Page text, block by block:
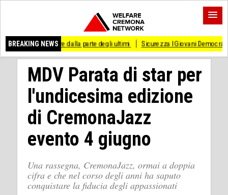
BREAKING NEWS
dalla parte degli ultimi Sicurezza I Giovani Democratici ribattono ai
MDV Parata di star per
l'undicesima edizione
di CremonaJazz
evento 4 giugno
Una rassegna, CremonaJazz, ormai a doppia
cifra e che nel corso degli anni ha saputo
conquistare la fiducia degli appassionati